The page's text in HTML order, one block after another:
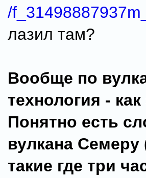
/
лазил там?
Вообще по
технология -
Понятно есть
вулкана Семеру
такие где три